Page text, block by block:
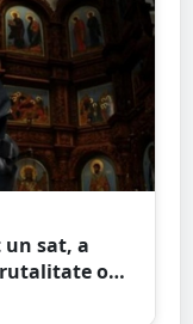
sat, a
o